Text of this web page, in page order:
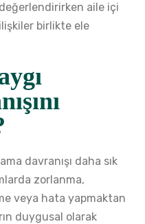
aile içi
birlikte ele
davranışı daha sık
zorlanma,
veya hata yapmaktan
duygusal olarak